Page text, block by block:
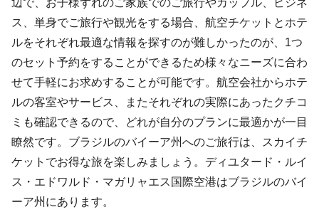
辺で、お子様ずれのご家族でのご旅行やカップル、ビジネ
ス、単身でご旅行や観光をする場合、航空チケットとホテ
ルをそれぞれ最適な情報を探すのが難しかったのが、1つ
のセット予約をすることができるため様々なニーズに合わ
せて手軽にお求めすることが可能です。航空会社からホテ
ルの客室やサービス、またそれぞれの実際にあったクチコ
ミも確認できるので、どれが自分のプランに最適かが一目
瞭然です。ブラジルのバイーア州へのご旅行は、スカイチ
ケットでお得な旅を楽しみましょう。ディユタード・ルイ
ス・エドワルド・マガリャエス国際空港はブラジルのバイ
ーア州にあります。